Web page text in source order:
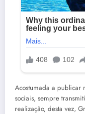
Acostumada a publicar
sociais, sempre
realização, desta vez,